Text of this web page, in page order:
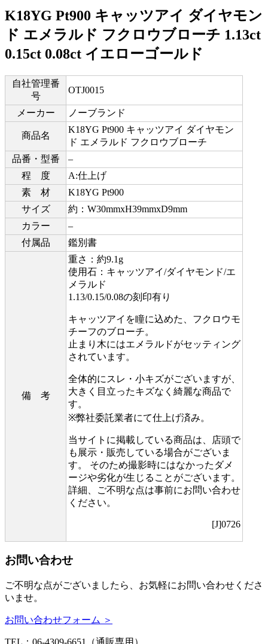
K18YG Pt900 キャッツアイ ダイヤモン
ド エメラルド フクロウブローチ 1.13ct
0.15ct 0.08ct イエローゴールド
自社管理番
号
OTJ0015
メーカー ノーブランド
商品名
K18YG Pt900 キャッツアイ ダイヤモン
ド エメラルド フクロウブローチ
品番・型番
–
程 度
A:仕上げ
素 材
K18YG Pt900
サイズ
約：W30mmxH39mmxD9mm
カラー
–
付属品
鑑別書
備 考
重さ：約9.1g
使用石：キャッツアイ/ダイヤモンド/エ
メラルド
1.13/0.15/0.08の刻印有り
キャッツアイを瞳に込めた、フクロウモ
チーフのブローチ。
止まり木にはエメラルドがセッティング
されています。
全体的にスレ・小キズがございますが、
大きく目立ったキズなく綺麗な商品で
す。
※弊社委託業者にて仕上げ済み。
当サイトに掲載している商品は、店頭で
も展示・販売している場合がございま
す。 そのため撮影時にはなかったダメ
ージや劣化が生じることがございます。
詳細、ご不明な点は事前にお問い合わせ
ください。
[J]0726
お問い合わせ
ご不明な点がございましたら、お気軽にお問い合わせくださ
いませ。
お問い合わせフォーム ＞
TEL：06-4309-6651（通販専用）